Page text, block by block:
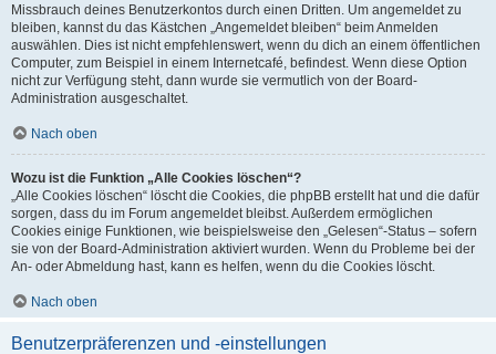
Missbrauch deines Benutzerkontos durch einen Dritten. Um angemeldet zu
bleiben, kannst du das Kästchen „Angemeldet bleiben“ beim Anmelden
auswählen. Dies ist nicht empfehlenswert, wenn du dich an einem öffentlichen
Computer, zum Beispiel in einem Internetcafé, befindest. Wenn diese Option
nicht zur Verfügung steht, dann wurde sie vermutlich von der Board-
Administration ausgeschaltet.
Nach oben
Wozu ist die Funktion „Alle Cookies löschen“?
„Alle Cookies löschen“ löscht die Cookies, die phpBB erstellt hat und die dafür
sorgen, dass du im Forum angemeldet bleibst. Außerdem ermöglichen
Cookies einige Funktionen, wie beispielsweise den „Gelesen“-Status – sofern
sie von der Board-Administration aktiviert wurden. Wenn du Probleme bei der
An- oder Abmeldung hast, kann es helfen, wenn du die Cookies löscht.
Nach oben
Benutzerpräferenzen und -einstellungen